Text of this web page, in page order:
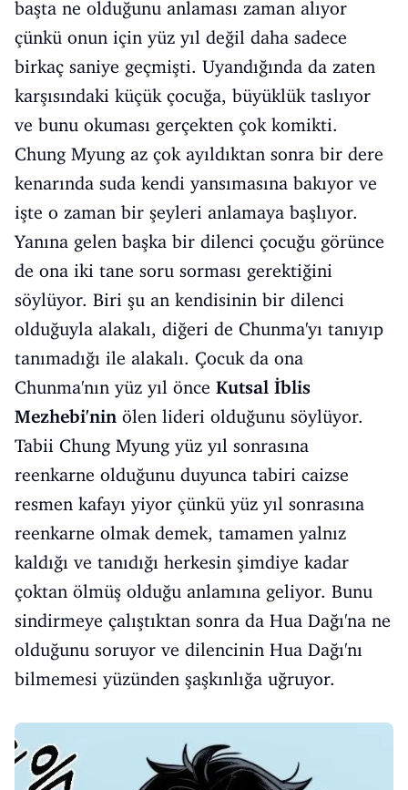
başta ne olduğunu anlaması zaman alıyor
çünkü onun için yüz yıl değil daha sadece
birkaç saniye geçmişti. Uyandığında da zaten
karşısındaki küçük çocuğa, büyüklük taslıyor
ve bunu okuması gerçekten çok komikti.
Chung Myung az çok ayıldıktan sonra bir dere
kenarında suda kendi yansımasına bakıyor ve
işte o zaman bir şeyleri anlamaya başlıyor.
Yanına gelen başka bir dilenci çocuğu görünce
de ona iki tane soru sorması gerektiğini
söylüyor. Biri şu an kendisinin bir dilenci
olduğuyla alakalı, diğeri de Chunma'yı tanıyıp
tanımadığı ile alakalı. Çocuk da ona
Chunma'nın yüz yıl önce Kutsal İblis
Mezhebi'nin ölen lideri olduğunu söylüyor.
Tabii Chung Myung yüz yıl sonrasına
reenkarne olduğunu duyunca tabiri caizse
resmen kafayı yiyor çünkü yüz yıl sonrasına
reenkarne olmak demek, tamamen yalnız
kaldığı ve tanıdığı herkesin şimdiye kadar
çoktan ölmüş olduğu anlamına geliyor. Bunu
sindirmeye çalıştıktan sonra da Hua Dağı'na ne
olduğunu soruyor ve dilencinin Hua Dağı'nı
bilmemesi yüzünden şaşkınlığa uğruyor.